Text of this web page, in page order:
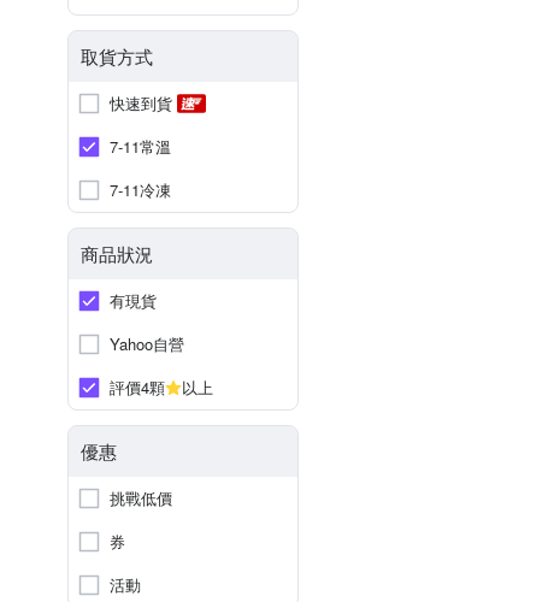
取貨方式
快速到貨
7-11常溫
7-11冷凍
商品狀況
有現貨
Yahoo自營
評價4顆
以上
優惠
挑戰低價
券
活動